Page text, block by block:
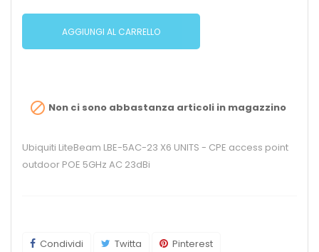
AGGIUNGI AL CARRELLO
 Non ci sono abbastanza articoli in magazzino
Ubiquiti LiteBeam LBE-5AC-23 X6 UNITS - CPE access point
outdoor POE 5GHz AC 23dBi
Condividi Twitta Pinterest